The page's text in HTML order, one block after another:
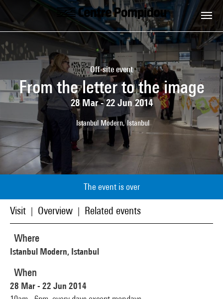
Skip to main content
Centre Pompidou
Off-site event
From the letter to the image
28 Mar - 22 Jun 2014
Istanbul Modern, Istanbul
The event is over
Visit Overview Related events
Where
Istanbul Modern, Istanbul
When
28 Mar - 22 Jun 2014